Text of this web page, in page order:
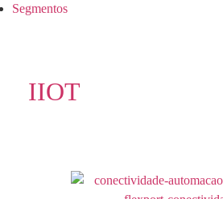
Segmentos
IIOT